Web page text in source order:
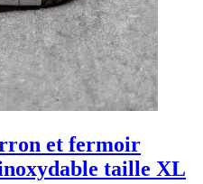
et fermoir
taille XL